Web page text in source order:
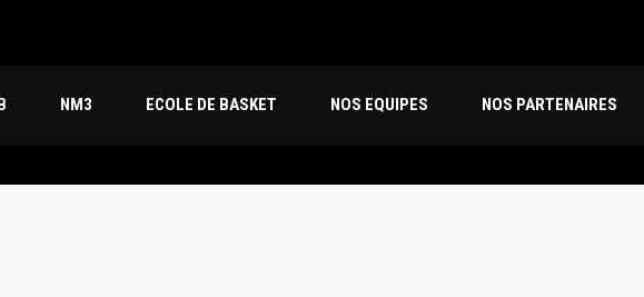
NM3 ECOLE DE BASKET NOS EQUIPES NOS PARTENAIRES